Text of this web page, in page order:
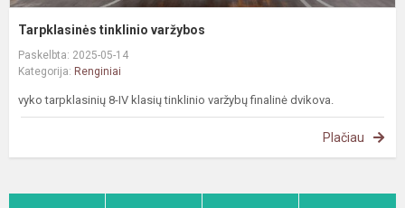
Tarpklasinės tinklinio varžybos
Paskelbta: 2025-05-14
Kategorija: Renginiai
vyko tarpklasinių 8-IV klasių tinklinio varžybų finalinė dvikova.
Plačiau